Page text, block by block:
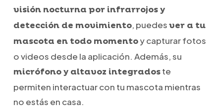
visión nocturna por infrarrojos y
detección de movimiento, puedesver a tu
mascota en todo momentoy capturar fotos
o videos desde la aplicación. Además, su
micrófono y altavoz integradoste
permiten interactuar con tu mascota mientras
no estás en casa.